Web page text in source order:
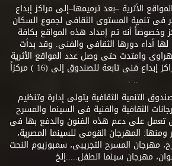
الأثرية –بعد ترميمها–إلى مراكز إبداع
فى تنمية المستوى الثقافى لجموع السكان
وخصوصاً أنه تم إمداد هذه المواقع بكافة
أداء دورها الثقافى والفنى. وقد بدأت
1996 ببيت الهراوى وامتدت حتى وصل عدد المواقع الأثرية
التى تم تحويلها إلى مراكز إبداع فنى تابعة للصندوق إلى (16 ) مركزاً
.. .
التنمية الثقافية يتولى إدارة وتنظيم
الثقافية والفنية فى السينما والمسرح
تعمل على دعم هذه الفنون والدفع بها فى
ومنها: المهرجان القومى للسينما المصرية،
مهرجان المسرح التجريبى، سمبوزيوم النحت
مهرجان سينما الطفل.....إلخ